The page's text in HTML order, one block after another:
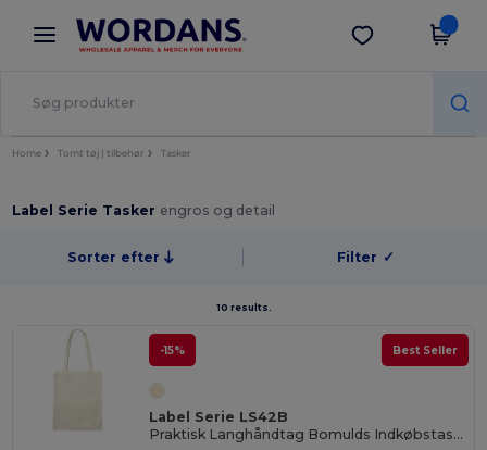
× Wordans-app
Bedre priser i appen!
Hent app
Home Tomt tøj | tilbehør Tasker
Label Serie Tasker engros og detail
Sorter efter Filter ✓
10 results.
-15% Best Seller
Label Serie LS42B
Praktisk Langhåndtag Bomulds Indkøbstaske